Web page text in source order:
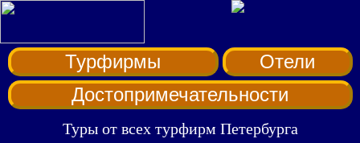
Турфирмы
Отели
Достопримечательности
Туры от всех турфирм Петербурга